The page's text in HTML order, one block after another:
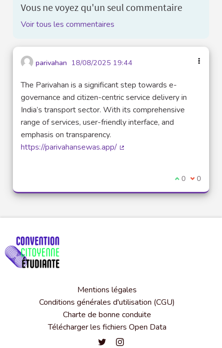
Vous ne voyez qu'un seul commentaire
Voir tous les commentaires
parivahan 18/08/2025 19:44
The Parivahan is a significant step towards e-
governance and citizen-centric service delivery in
India’s transport sector. With its comprehensive
range of services, user-friendly interface, and
emphasis on transparency.
https://parivahansewas.app/
Je suis
0 Je ne
0
Mentions légales
Conditions générales d'utilisation (CGU)
Charte de bonne conduite
Télécharger les fichiers Open Data
Convention citoyenne étudiante
Convention citoyenne